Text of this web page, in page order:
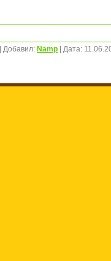
Добавил: Namp Дата: